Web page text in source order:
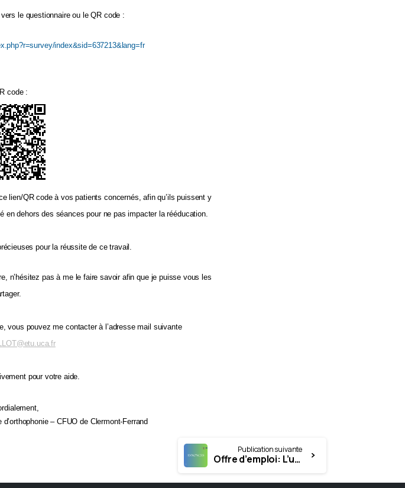
le questionnaire ou le QR code :
index&sid=637213&lang=fr
code :
lien/QR code à vos patients concernés, afin qu’ils puissent y
en dehors des séances pour ne pas impacter la rééducation.
pour la réussite de ce travail.
n’hésitez pas à me le faire savoir afin que je puisse vous les
vous pouvez me contacter à l’adresse mail suivante
pour votre aide.
– CFUO de Clermont-Ferrand
Publication suivante
Offre d’emploi: L’unité TAS de Corbeil, recrute un orthophoniste ( troubles du langage et des apprentissages )